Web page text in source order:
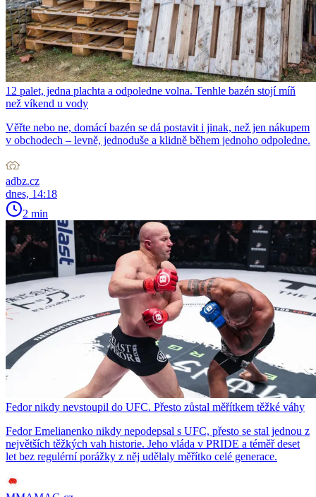
12 palet, jedna plachta a odpoledne volna. Tenhle bazén stojí míň
než víkend u vody
Věřte nebo ne, domácí bazén se dá postavit i jinak, než jen nákupem
v obchodech – levně, jednoduše a klidně během jednoho odpoledne.
adbz.cz
dnes, 14:18
2 min
Fedor nikdy nevstoupil do UFC. Přesto zůstal měřítkem těžké váhy
Fedor Emelianenko nikdy nepodepsal s UFC, přesto se stal jednou z
největších těžkých vah historie. Jeho vláda v PRIDE a téměř deset
let bez regulérní porážky z něj udělaly měřítko celé generace.